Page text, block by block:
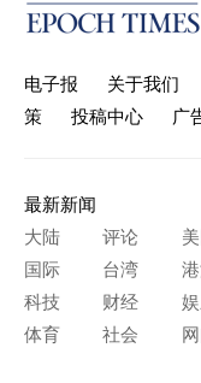
电子报 关于我们
策
投稿中心 广
最新新闻
大陆
评论
国际
台湾
科技
财经
体育
社会